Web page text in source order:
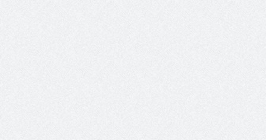
Η Φροντίδα Έχει Πολλές Μορφές: Κι Όλες Σε Αφορούν
Τρία Βήματα Μπροστά για Σένα και την Επιχείρησή σου
Όψεις και Απόψεις
Αξίζει άραγε?